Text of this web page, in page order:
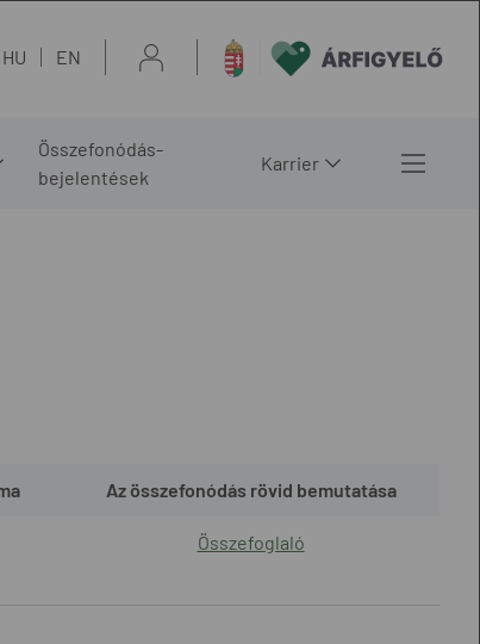
HU EN
Összefonódás-
bejelentések
Karrier
Az összefonódás rövid bemutatása
Összefoglaló